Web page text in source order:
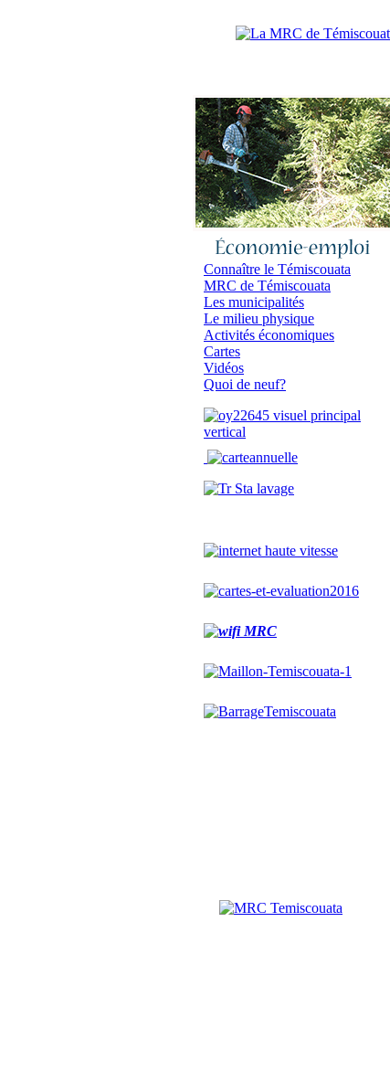
Connaître le Témiscouata
MRC de Témiscouata
Les municipalités
Le milieu physique
Activités économiques
Cartes
Vidéos
Quoi de neuf?